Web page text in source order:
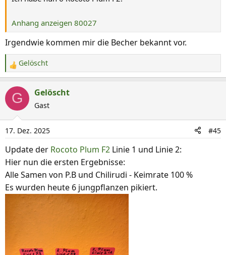
Anhang anzeigen 80027
Irgendwie kommen mir die Becher bekannt vor.
R
e
a
t
i
o
n
e
n
:
Gelöscht
G Gelöscht
Gast
17. Dez. 2025 #45
Update der Rocoto Plum F2 Linie 1 und Linie 2:
Hier nun die ersten Ergebnisse:
Alle Samen von P.B und Chilirudi - Keimrate 100 %
Es wurden heute 6 jungpflanzen pikiert.